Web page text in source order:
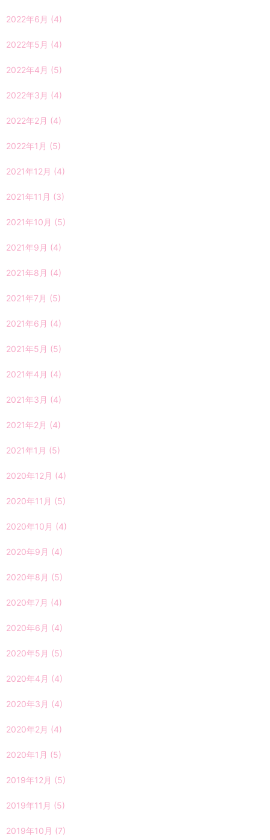
2022年6月 (4)
2022年5月 (4)
2022年4月 (5)
2022年3月 (4)
2022年2月 (4)
2022年1月 (5)
2021年12月 (4)
2021年11月 (3)
2021年10月 (5)
2021年9月 (4)
2021年8月 (4)
2021年7月 (5)
2021年6月 (4)
2021年5月 (5)
2021年4月 (4)
2021年3月 (4)
2021年2月 (4)
2021年1月 (5)
2020年12月 (4)
2020年11月 (5)
2020年10月 (4)
2020年9月 (4)
2020年8月 (5)
2020年7月 (4)
2020年6月 (4)
2020年5月 (5)
2020年4月 (4)
2020年3月 (4)
2020年2月 (4)
2020年1月 (5)
2019年12月 (5)
2019年11月 (5)
2019年10月 (7)